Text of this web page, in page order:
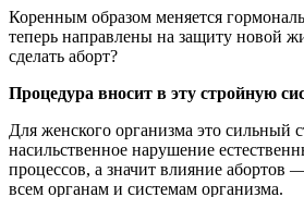
Коренным образом меняется
теперь направлены на защиту новой
сделать aбopт?
Процедypa вносит в эту стройную
Для женского организма это сильный
насильственное нарушение
процессов, а значит влияние aбopтов
всем органам и системам организма.